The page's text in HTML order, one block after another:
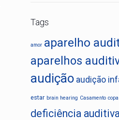
Tags
amor aparelho
aparelhos
audição audição
estar brain hearing Casamento
deficiência